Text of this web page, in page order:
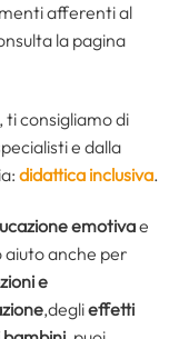
afferenti al
la pagina
, ti consigliamo di
e dalla
didattica inclusiva.
emotivae
aiuto anche per
e
,deglieffetti